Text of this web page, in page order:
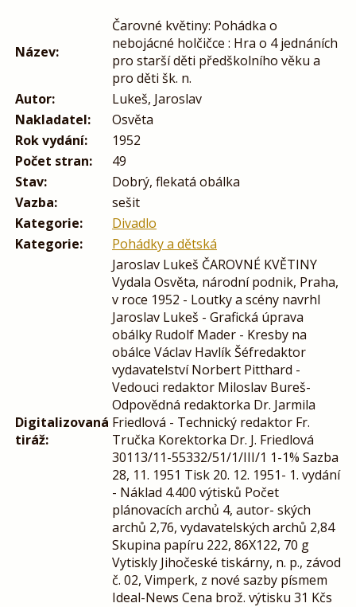
Název:
Čarovné květiny: Pohádka o
nebojácné holčičce : Hra o 4 jednáních
pro starší děti předškolního věku a
pro děti šk. n.
Autor:
Lukeš, Jaroslav
Nakladatel:
Osvěta
Rok vydání:
1952
Počet stran:
49
Stav:
Dobrý, flekatá obálka
Vazba:
sešit
Kategorie:
Divadlo
Kategorie:
Pohádky a dětská
Digitalizovaná
tiráž:
Jaroslav Lukeš ČAROVNÉ KVĚTINY
Vydala Osvěta, národní podnik, Praha,
v roce 1952 - Loutky a scény navrhl
Jaroslav Lukeš - Grafická úprava
obálky Rudolf Mader - Kresby na
obálce Václav Havlík Šéfredaktor
vydavatelství Norbert Pitthard -
Vedouci redaktor Miloslav Bureš-
Odpovědná redaktorka Dr. Jarmila
Friedlová - Technický redaktor Fr.
Tručka Korektorka Dr. J. Friedlová
30113/11-55332/51/1/III/1 1-1% Sazba
28, 11. 1951 Tisk 20. 12. 1951- 1. vydání
- Náklad 4.400 výtisků Počet
plánovacích archủ 4, autor- ských
archů 2,76, vydavatelských archů 2,84
Skupina papíru 222, 86X122, 70 g
Vytiskly Jihočeské tiskárny, n. p., závod
č. 02, Vimperk, z nové sazby písmem
Ideal-News Cena brož. výtisku 31 Kčs